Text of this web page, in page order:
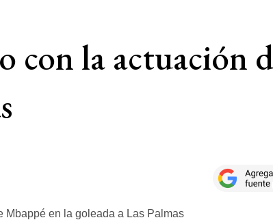
con la actuación